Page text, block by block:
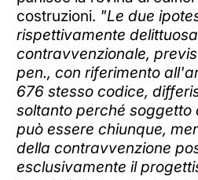
costruzioni. "Le due
rispettivamente
contravvenzionale,
pen., con riferimento
676 stesso codice,
soltanto perché soggetto
può essere chiunque,
della contravvenzione
esclusivamente il